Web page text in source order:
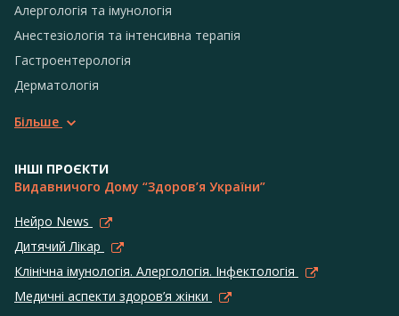
Алергологія та імунологія
Анестезіологія та інтенсивна терапія
Гастроентерологія
Дерматологія
Більше
ІНШІ ПРОЄКТИ
Видавничого Дому “Здоров’я України”
Нейро News
Дитячий Лікар
Клінічна імунологія. Алергологія. Інфектологія
Медичні аспекти здоров’я жінки